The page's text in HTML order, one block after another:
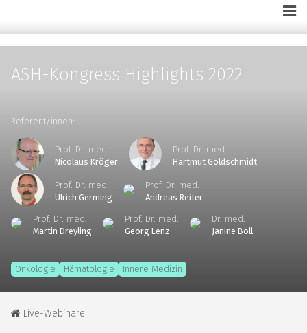
ASH-Kongress Highlights 2022
Referent/innen:
Prof. Dr. med.
Nicolaus Kröger
Prof. Dr. med.
Hartmut Goldschmidt
Prof. Dr. med.
Ulrich Germing
Prof. Dr. med.
Andreas Reiter
Prof. Dr. med.
Martin Dreyling
Prof. Dr. med.
Georg Lenz
Dr. med.
Janine Böll
Onkologie Hämatologie Innere Medizin
Live-Webinare